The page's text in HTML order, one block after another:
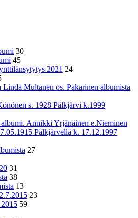
30
45
2021 24
Multanen os. Pakarinen albumista
s. 1928 Pälkjärvi k.1999
Annikki Yrjänäinen e.Nieminen
Pälkjärvellä k. 17.12.1997
27
31
38
13
23
59